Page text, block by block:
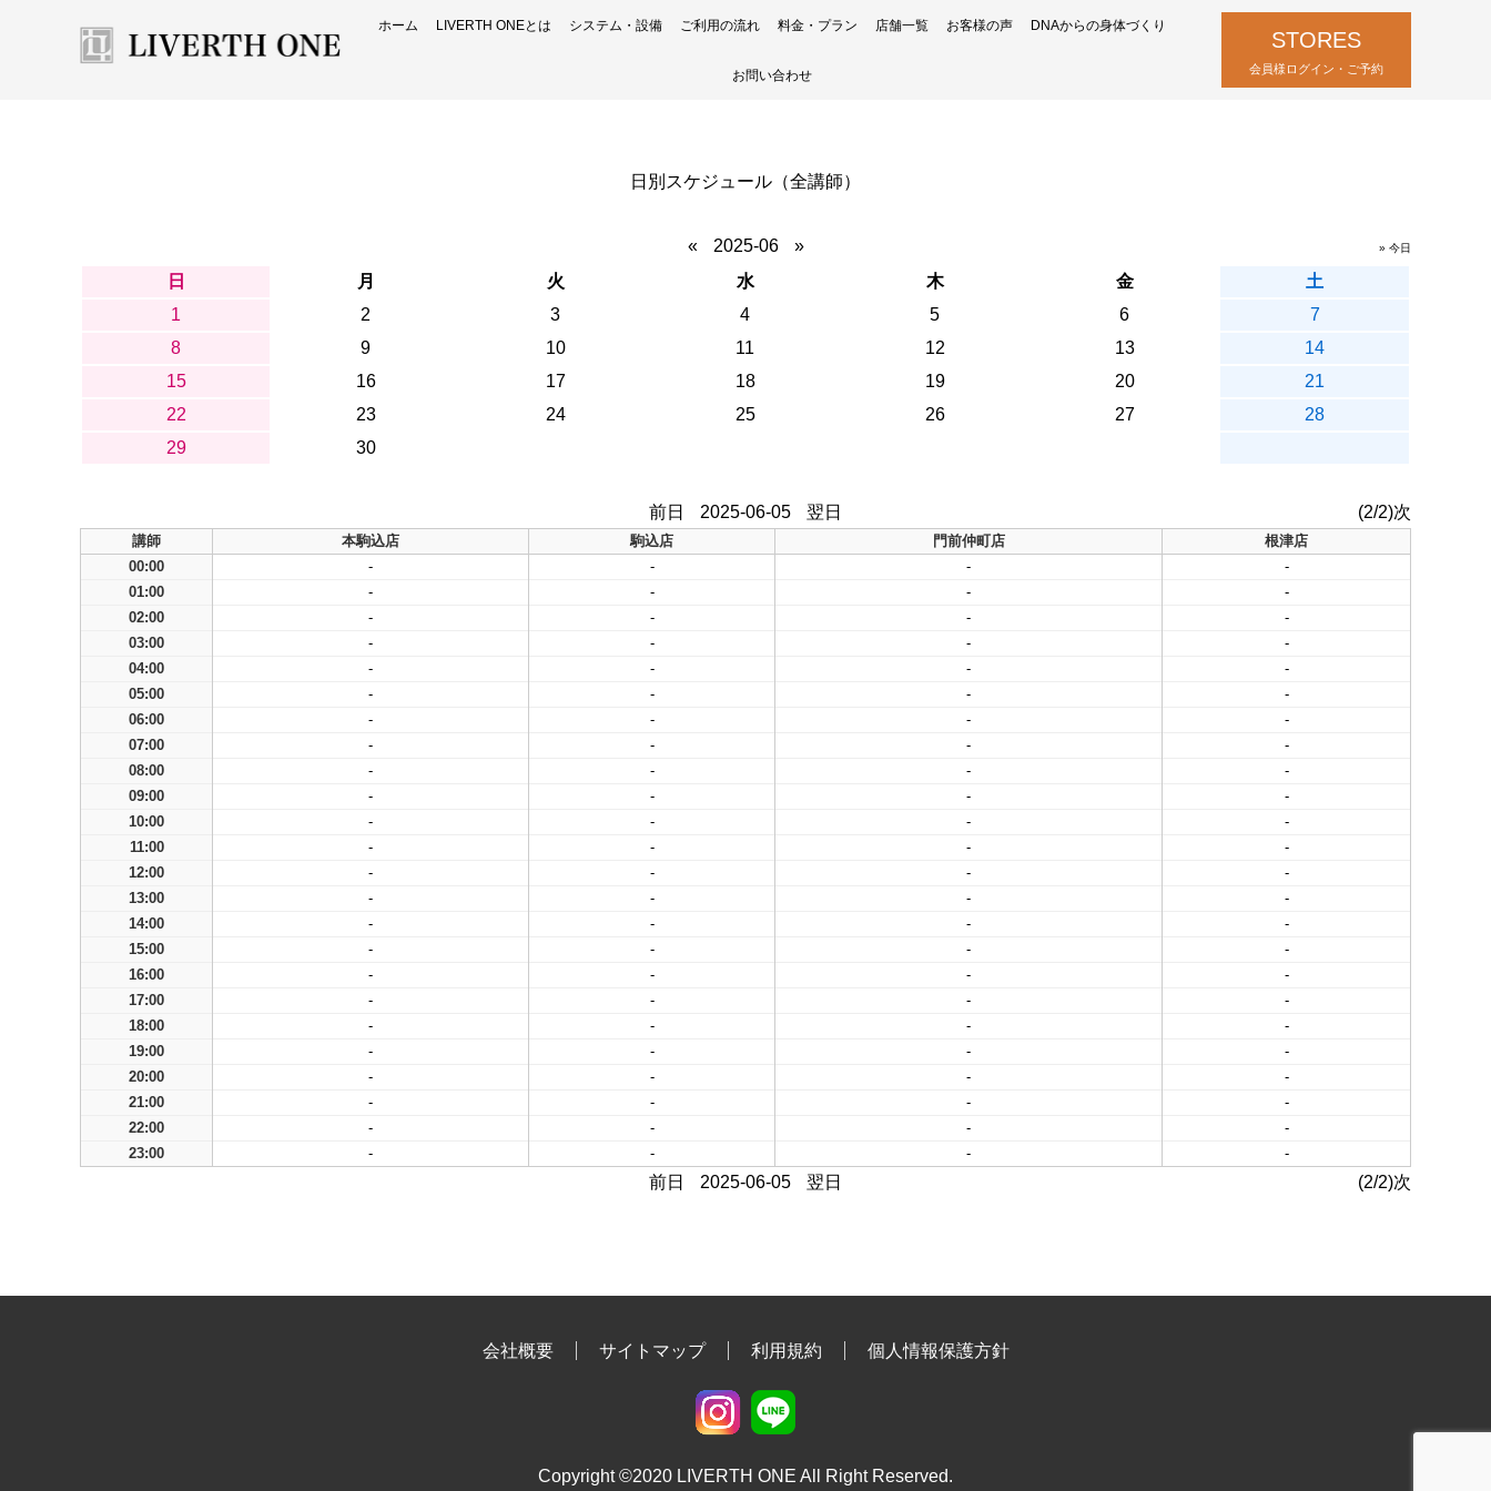
ホーム LIVERTH ONEとは システム・設備 ご利用の流れ 料金・プラン 店舗一覧 お客様の声 DNAからの身体づくり
お問い合わせ
STORES
会員様ログイン・ご予約
日別スケジュール（全講師）
« 2025-06 » » 今日
日 月 火 水 木 金
土
1
2 3 4 5 6
7
8
9 10 11 12 13
14
15
16 17 18 19 20
21
22
23 24 25 26 27
28
29
30
前日 2025-06-05 翌日 (2/2)次
講師 本駒込店 駒込店 門前仲町店
根津店
00:00
- - -
-
01:00
- - -
-
02:00
- - -
-
03:00
- - -
-
04:00
- - -
-
05:00
- - -
-
06:00
- - -
-
07:00
- - -
-
08:00
- - -
-
09:00
- - -
-
10:00
- - -
-
11:00
- - -
-
12:00
- - -
-
13:00
- - -
-
14:00
- - -
-
15:00
- - -
-
16:00
- - -
-
17:00
- - -
-
18:00
- - -
-
19:00
- - -
-
20:00
- - -
-
21:00
- - -
-
22:00
- - -
-
23:00
- - - -
前日 2025-06-05 翌日 (2/2)次
会社概要 サイトマップ 利用規約 個人情報保護方針
Copyright ©2020 LIVERTH ONE All Right Reserved.